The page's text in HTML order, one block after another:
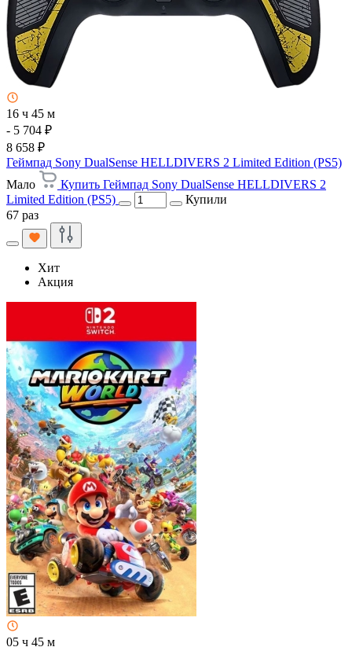
16 ч 45 м
- 5 704 ₽
8 658 ₽
Геймпад Sony DualSense HELLDIVERS 2 Limited Edition (PS5)
Мало
Купить Геймпад Sony DualSense HELLDIVERS 2
Limited Edition (PS5)
Купили
67 раз
Хит
Акция
05 ч 45 м